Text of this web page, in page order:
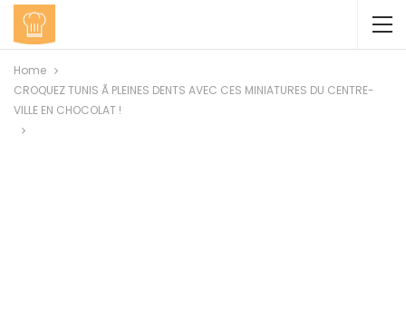
Home
CROQUEZ TUNIS Ã PLEINES DENTS AVEC CES MINIATURES DU CENTRE-
VILLE EN CHOCOLAT !